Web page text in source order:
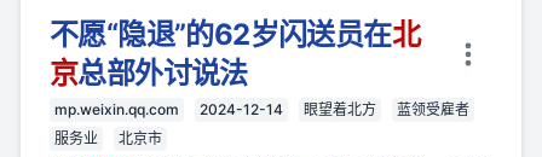
不愿“隐退”的62岁闪送员在北
京总部外讨说法
mp.weixin.qq.com 2024-12-14 眼望着北方
蓝领受雇者
服务业
北京市